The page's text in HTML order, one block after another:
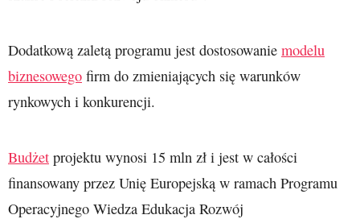
Dodatkową zaletą programu jest dostosowanie modelu
biznesowego firm do zmieniających się warunków
rynkowych i konkurencji.
Budżet projektu wynosi 15 mln zł i jest w całości
finansowany przez Unię Europejską w ramach Programu
Operacyjnego Wiedza Edukacja Rozwój